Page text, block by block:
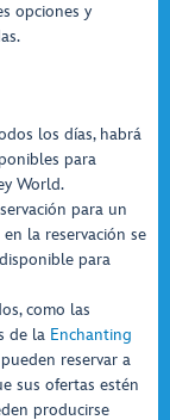
opciones y
los días, habrá
para
World.
para un
la reservación se
para
como las
de la Enchanting
reservar a
sus ofertas estén
producirse